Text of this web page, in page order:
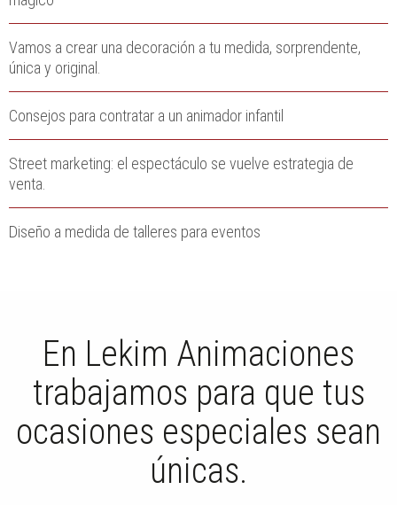
Vamos a crear una decoración a tu medida, sorprendente,
única y original.
Consejos para contratar a un animador infantil
Street marketing: el espectáculo se vuelve estrategia de
venta.
Diseño a medida de talleres para eventos
En Lekim Animaciones
trabajamos para que tus
ocasiones especiales sean
únicas.